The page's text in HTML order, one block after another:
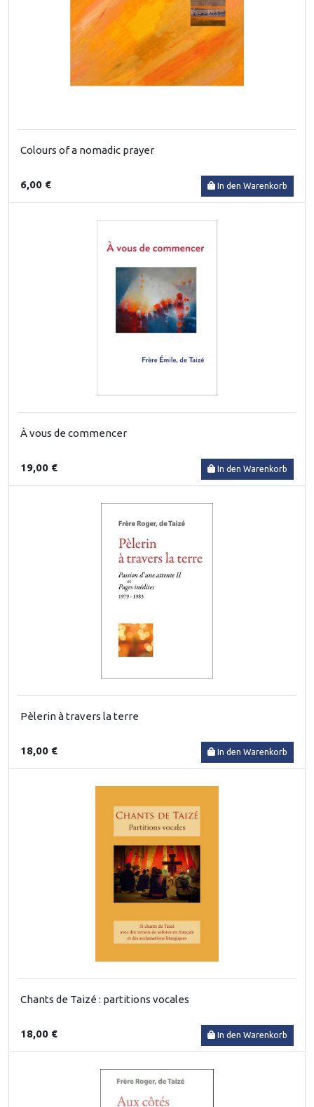
Colours of a nomadic prayer
6,00 € In den Warenkorb
À vous de commencer
19,00 € In den Warenkorb
Pèlerin à travers la terre
18,00 € In den Warenkorb
Chants de Taizé : partitions vocales
18,00 € In den Warenkorb